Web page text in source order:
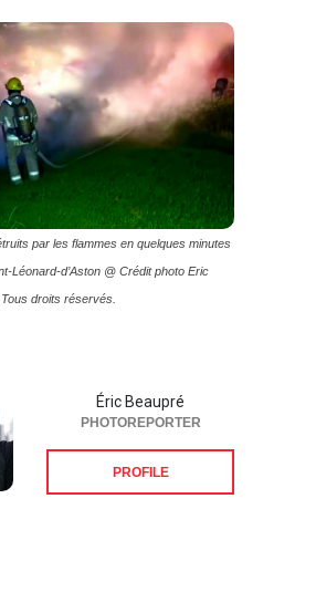
Éric Beaupré
PHOTOREPORTER
PROFILE